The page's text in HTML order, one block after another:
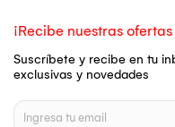
¡Recibe nuestras
Suscríbete y recibe en tu
exclusivas y novedades